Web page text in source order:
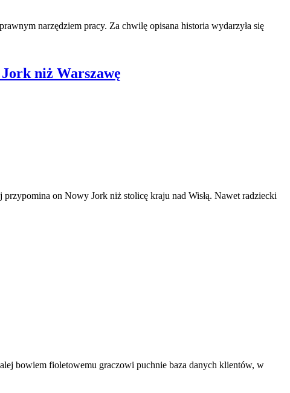
narzędziem pracy. Za chwilę opisana historia wydarzyła się
niż Warszawę
on Nowy Jork niż stolicę kraju nad Wisłą. Nawet radziecki
bowiem fioletowemu graczowi puchnie baza danych klientów, w